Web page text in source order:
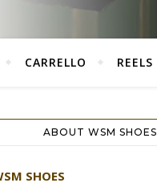
CARRELLO REELS
ABOUT WSM SHOES
SHOES